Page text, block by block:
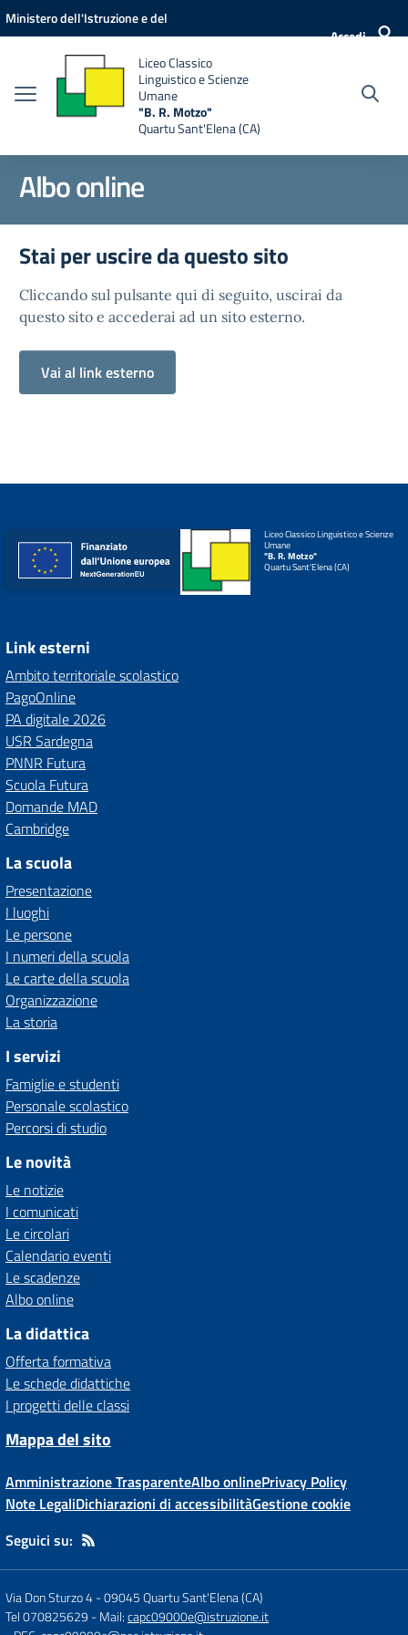
Vai ai contenuti
Vai al menu di navigazione
Vai al footer
Ministero dell'Istruzione e del
Accedi
Liceo Classico
Linguistico e Scienze
Umane
"B. R. Motzo"
Quartu Sant'Elena (CA)
Albo online
Stai per uscire da questo sito
Cliccando sul pulsante qui di seguito, uscirai da
questo sito e accederai ad un sito esterno.
Vai al link esterno
Liceo Classico Linguistico e Scienze
Umane
"B. R. Motzo"
Quartu Sant'Elena (CA)
Link esterni
Ambito territoriale scolastico
PagoOnline
PA digitale 2026
USR Sardegna
PNNR Futura
Scuola Futura
Domande MAD
Cambridge
La scuola
Presentazione
I luoghi
Le persone
I numeri della scuola
Le carte della scuola
Organizzazione
La storia
I servizi
Famiglie e studenti
Personale scolastico
Percorsi di studio
Le novità
Le notizie
I comunicati
Le circolari
Calendario eventi
Le scadenze
Albo online
La didattica
Offerta formativa
Le schede didattiche
I progetti delle classi
Mappa del sito
Amministrazione TrasparenteAlbo onlinePrivacy Policy
Note LegaliDichiarazioni di accessibilitàGestione cookie
Seguici su:
Via Don Sturzo 4-09045 Quartu Sant'Elena (CA)
Tel 070825629 - Mail:capc09000e@istruzione.it